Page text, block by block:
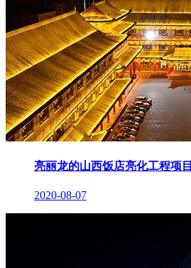
亮丽龙的山西饭店亮化工程项目
2020-08-07